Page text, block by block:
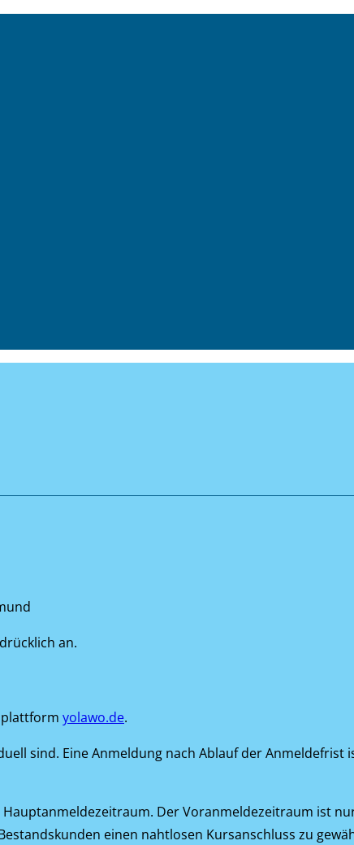
an.
yolawo.de.
sind. Eine Anmeldung nach Ablauf der
Der Voranmeldezeitraum ist
einen nahtlosen Kursanschluss zu